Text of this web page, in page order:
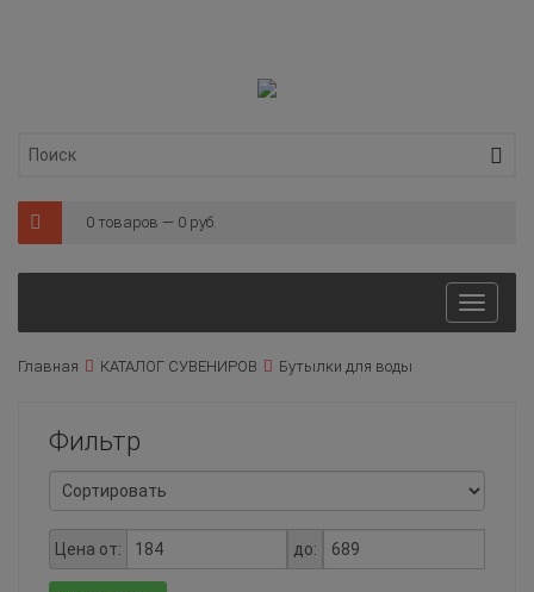
0 товаров — 0 руб.
Главная КАТАЛОГ СУВЕНИРОВ Бутылки для воды
Фильтр
Цена от: до: